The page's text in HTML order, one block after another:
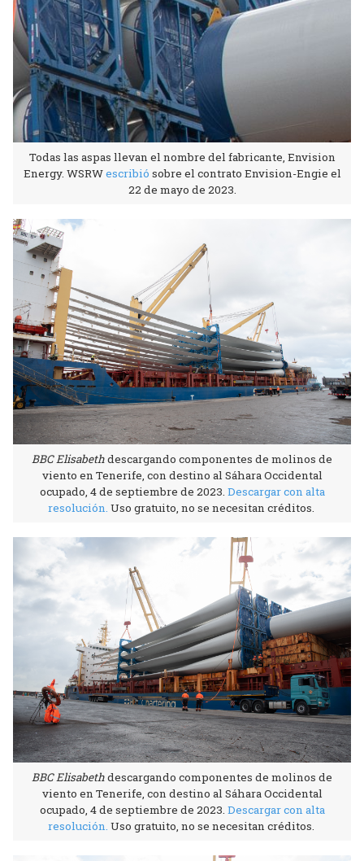
Todas las aspas llevan el nombre del fabricante, Envision
Energy. WSRWescribió sobre el contrato Envision-Engie el
22 de mayo de 2023.
BBC Elisabethdescargando componentes de molinos de
viento en Tenerife, con destino al Sáhara Occidental
ocupado, 4 de septiembre de 2023. Descargar con alta
resolución. Uso gratuito, no se necesitan créditos.
BBC Elisabethdescargando componentes de molinos de
viento en Tenerife, con destino al Sáhara Occidental
ocupado, 4 de septiembre de 2023. Descargar con alta
resolución. Uso gratuito, no se necesitan créditos.